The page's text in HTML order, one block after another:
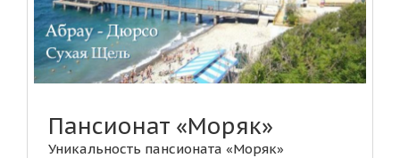
Пансионат «Моряк»
Уникальность пансионата «Моряк»